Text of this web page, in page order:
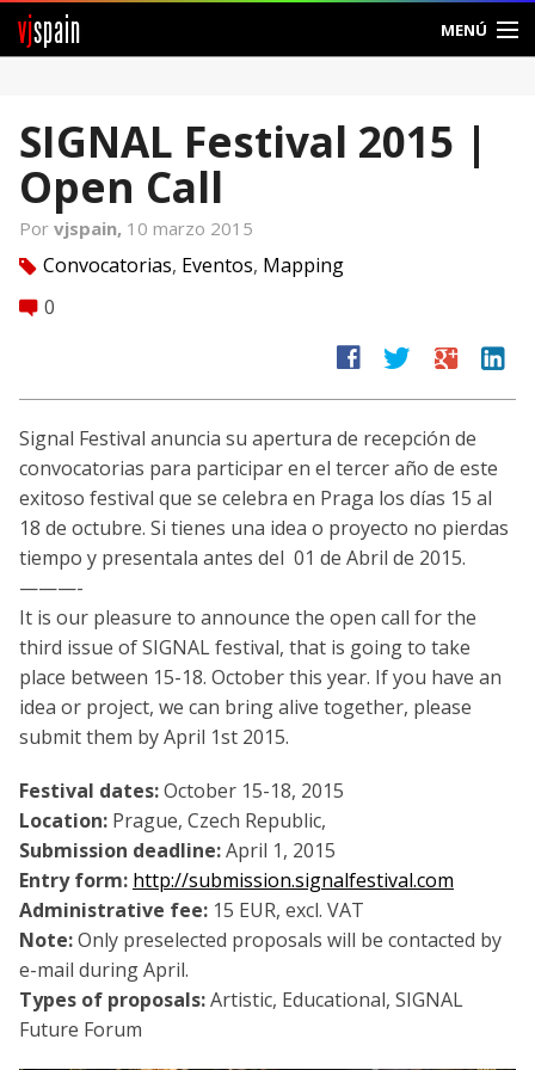
vjspain MENÚ
Foros
Noticias
Vjspain
Ayuda
Entrar
Crear Cuenta
SIGNAL Festival 2015 |
Open Call
Por vjspain, 10 marzo 2015
tag Convocatorias, Eventos, Mapping
comment 0
facebook twitter google linkedin
Signal Festival anuncia su apertura de recepción de
convocatorias para participar en el tercer año de este
exitoso festival que se celebra en Praga los días 15 al
18 de octubre. Si tienes una idea o proyecto no pierdas
tiempo y presentala antes del 01 de Abril de 2015.
———-
It is our pleasure to announce the open call for the
third issue of SIGNAL festival, that is going to take
place between 15-18. October this year. If you have an
idea or project, we can bring alive together, please
submit them by April 1st 2015.
Festival dates:October 15-18, 2015
Location: Prague, Czech Republic,
Submission deadline:April 1, 2015
Entry form: http://submission.signalfestival.com
Administrative fee: 15 EUR, excl. VAT
Note:Only preselected proposals will be contacted by
e-mail during April.
Types of proposals:Artistic, Educational, SIGNAL
Future Forum